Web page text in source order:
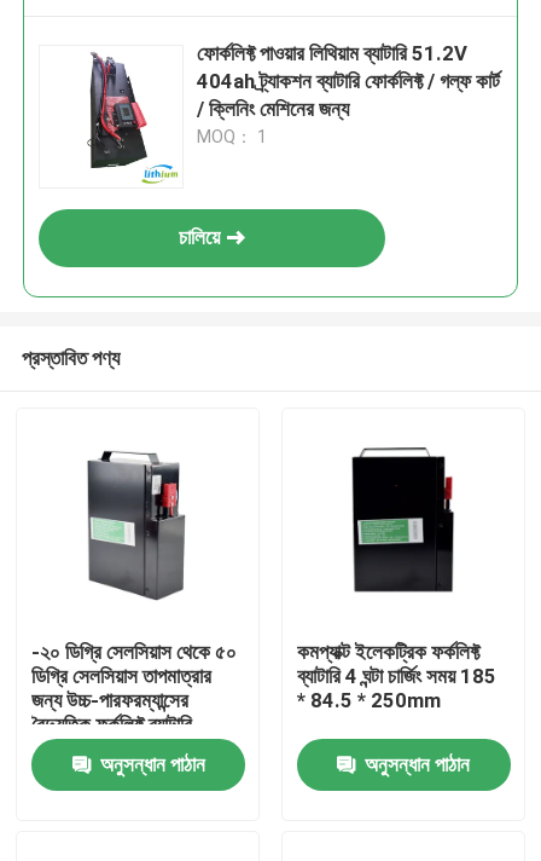
বাড়ি
ফোর্কলিফ্ট পাওয়ার লিথিয়াম ব্যাটারি 51.2V
404ah ট্র্যাকশন ব্যাটারি ফোর্কলিফ্ট / গল্ফ কার্ট
/ ক্লিনিং মেশিনের জন্য
MOQ： 1
চালিয়ে
প্রস্তাবিত পণ্য
-২০ ডিগ্রি সেলসিয়াস থেকে ৫০
ডিগ্রি সেলসিয়াস তাপমাত্রার
জন্য উচ্চ-পারফরম্যান্সের
বৈদ্যুতিক ফর্কলিফ্ট ব্যাটারি
অনুসন্ধান পাঠান
কমপ্যাক্ট ইলেকট্রিক ফর্কলিফ্ট
ব্যাটারি 4 ঘন্টা চার্জিং সময় 185
* 84.5 * 250mm
অনুসন্ধান পাঠান